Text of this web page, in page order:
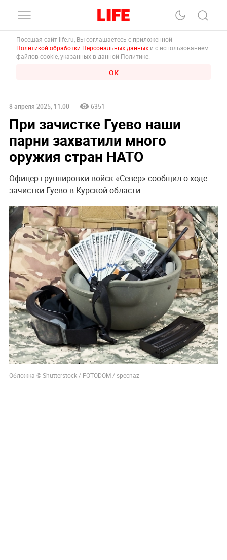
Посещая сайт life.ru, Вы соглашаетесь с приложенной
Политикой обработки Персональных данных и с использованием
файлов cookie, указанных в данной Политике.
ОК
8 апреля 2025, 11:00 6351
При зачистке Гуево наши
парни захватили много
оружия стран НАТО
Офицер группировки войск «Север» сообщил о ходе
зачистки Гуево в Курской области
Обложка © Shutterstock / FOTODOM / specnaz